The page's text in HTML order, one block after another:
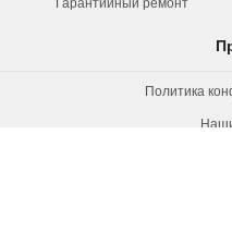
Гарантийный ремонт
Политика